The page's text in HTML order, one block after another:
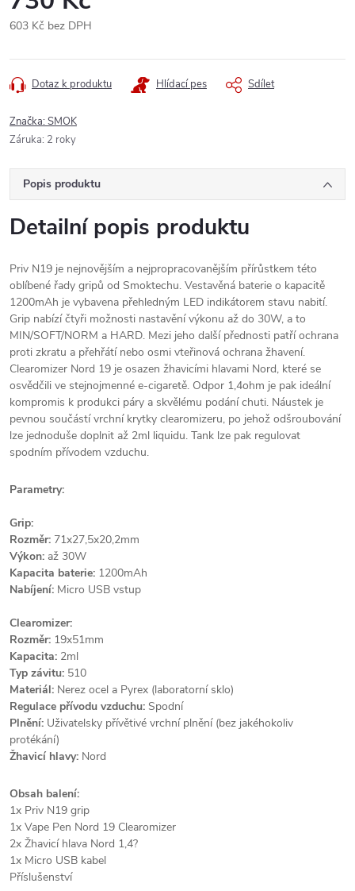
603 Kč bez DPH
cena:
Dotaz k produktu Hlídací pes Sdílet
Značka:SMOK
Záruka: 2 roky
Popis produktu
Detailní popis produktu
Priv N19 je nejnovějším a nejpropracovanějším přírůstkem této
oblíbené řady gripů od Smoktechu. Vestavěná baterie o kapacitě
1200mAh je vybavena přehledným LED indikátorem stavu nabití.
Grip nabízí čtyři možnosti nastavění výkonu až do 30W, a to
MIN/SOFT/NORM a HARD. Mezi jeho další přednosti patří ochrana
proti zkratu a přehřátí nebo osmi vteřinová ochrana žhavení.
Clearomizer Nord 19 je osazen žhavicími hlavami Nord, které se
osvědčili ve stejnojmenné e-cigaretě. Odpor 1,4ohm je pak ideální
kompromis k produkci páry a skvělému podání chuti. Náustek je
pevnou součástí vrchní krytky clearomizeru, po jehož odšroubování
lze jednoduše doplnit až 2ml liquidu. Tank lze pak regulovat
spodním přívodem vzduchu.
Parametry:
Grip:
Rozměr: 71x27,5x20,2mm
Výkon: až 30W
Kapacita baterie: 1200mAh
Nabíjení: Micro USB vstup
Clearomizer:
Rozměr: 19x51mm
Kapacita: 2ml
Typ závitu: 510
Materiál: Nerez ocel a Pyrex (laboratorní sklo)
Regulace přívodu vzduchu: Spodní
Plnění: Uživatelsky přívětivé vrchní plnění (bez jakéhokoliv
protékání)
Žhavicí hlavy: Nord
Obsah balení:
1x Priv N19 grip
1x Vape Pen Nord 19 Clearomizer
2x Žhavicí hlava Nord 1,4?
1x Micro USB kabel
Příslušenství